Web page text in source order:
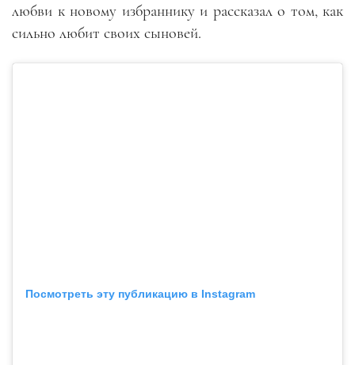
любви к новому избраннику и рассказал о том, как
сильно любит своих сыновей.
Посмотреть эту публикацию в Instagram